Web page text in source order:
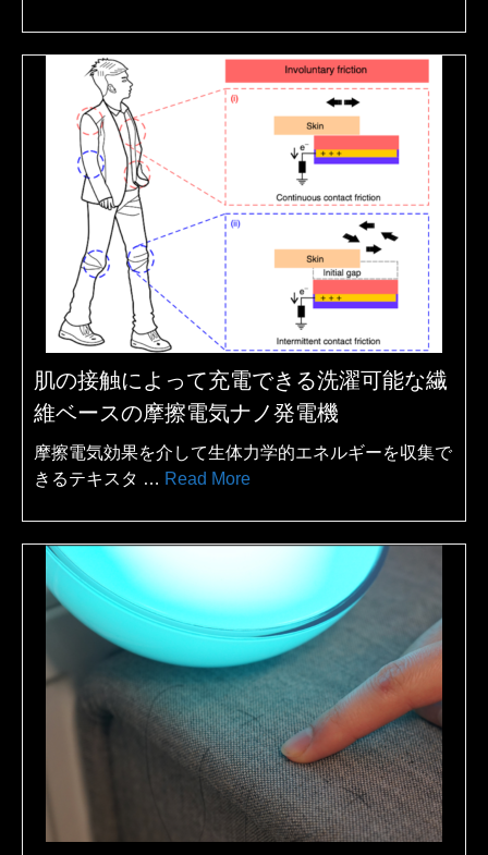
肌の接触によって充電できる洗濯可能な繊
維ベースの摩擦電気ナノ発電機
摩擦電気効果を介して生体力学的エネルギーを収集で
きるテキスタ … Read More